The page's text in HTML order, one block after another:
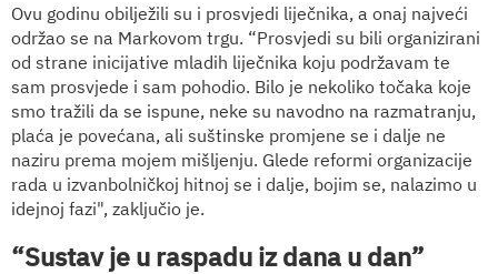
Ovu godinu obilježili su i prosvjedi liječnika, a onaj najveći
održao se na Markovom trgu. “Prosvjedi su bili organizirani
od strane inicijative mladih liječnika koju podržavam te
sam prosvjede i sam pohodio. Bilo je nekoliko točaka koje
smo tražili da se ispune, neke su navodno na razmatranju,
plaća je povećana, ali suštinske promjene se i dalje ne
naziru prema mojem mišljenju. Glede reformi organizacije
rada u izvanbolničkoj hitnoj se i dalje, bojim se, nalazimo u
idejnoj fazi", zaključio je.
“Sustav je u raspadu iz dana u dan”